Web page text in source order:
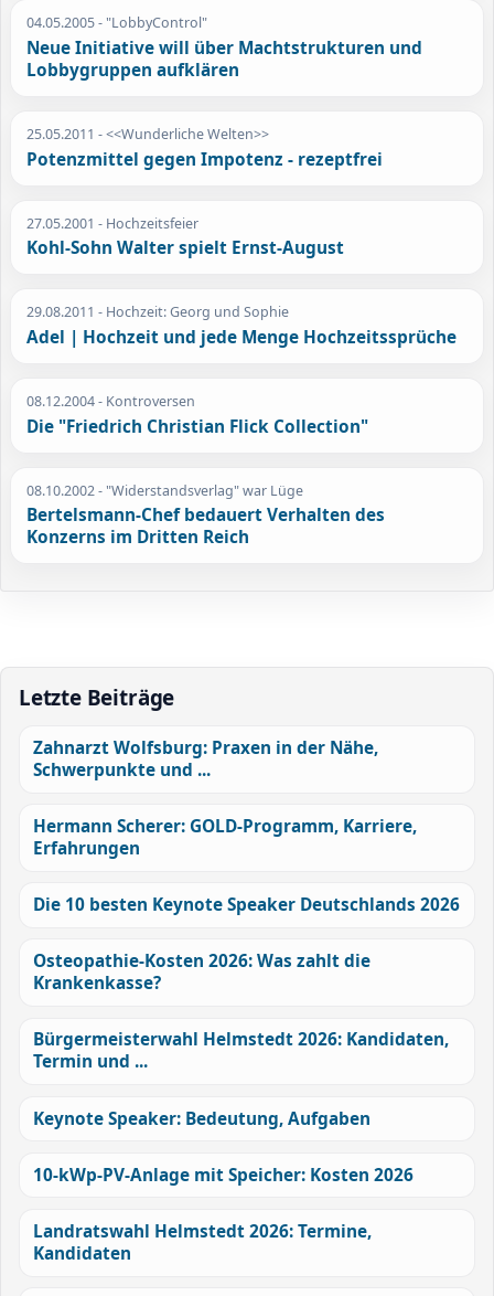
04.05.2005- "LobbyControl"
Neue Initiative will über Machtstrukturen und
Lobbygruppen aufklären
25.05.2011 - <<Wunderliche Welten>>
Potenzmittel gegen Impotenz - rezeptfrei
27.05.2001 - Hochzeitsfeier
Kohl-Sohn Walter spielt Ernst-August
29.08.2011 - Hochzeit: Georg und Sophie
Adel | Hochzeit und jede Menge Hochzeitssprüche
08.12.2004- Kontroversen
Die "Friedrich Christian Flick Collection"
08.10.2002- "Widerstandsverlag" war Lüge
Bertelsmann-Chef bedauert Verhalten des
Konzerns im Dritten Reich
Letzte Beiträge
Zahnarzt Wolfsburg: Praxen in der Nähe,
Schwerpunkte und ...
Hermann Scherer: GOLD-Programm, Karriere,
Erfahrungen
Die 10 besten Keynote Speaker Deutschlands 2026
Osteopathie-Kosten 2026: Was zahlt die
Krankenkasse?
Bürgermeisterwahl Helmstedt 2026: Kandidaten,
Termin und ...
Keynote Speaker: Bedeutung, Aufgaben
10-kWp-PV-Anlage mit Speicher: Kosten 2026
Landratswahl Helmstedt 2026: Termine,
Kandidaten